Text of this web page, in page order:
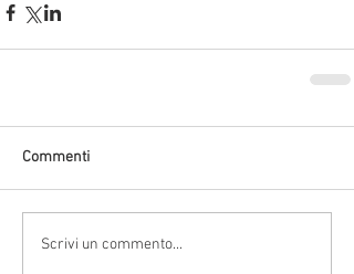
Commenti
Scrivi un commento...